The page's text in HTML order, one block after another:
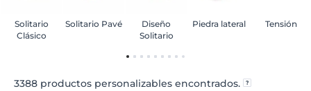
Solitario
Clásico
Solitario Pavé
Diseño
Solitario
Piedra lateral Tensión
3388 productos personalizables encontrados.